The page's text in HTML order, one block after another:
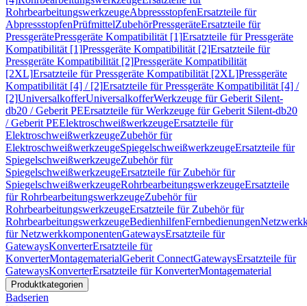
RohrbearbeitungswerkzeugeAbpressstopfenErsatzteile für
AbpressstopfenPrüfmittelZubehörPressgeräteErsatzteile für
PressgerätePressgeräte Kompatibilität [1]Ersatzteile für Pressgeräte
Kompatibilität [1]Pressgeräte Kompatibilität [2]Ersatzteile für
Pressgeräte Kompatibilität [2]Pressgeräte Kompatibilität
[2XL]Ersatzteile für Pressgeräte Kompatibilität [2XL]Pressgeräte
Kompatibilität [4] / [2]Ersatzteile für Pressgeräte Kompatibilität [4] /
[2]UniversalkofferUniversalkofferWerkzeuge für Geberit Silent-
db20 / Geberit PEErsatzteile für Werkzeuge für Geberit Silent-db20
/ Geberit PEElektroschweißwerkzeugeErsatzteile für
ElektroschweißwerkzeugeZubehör für
ElektroschweißwerkzeugeSpiegelschweißwerkzeugeErsatzteile für
SpiegelschweißwerkzeugeZubehör für
SpiegelschweißwerkzeugeErsatzteile für Zubehör für
SpiegelschweißwerkzeugeRohrbearbeitungswerkzeugeErsatzteile
für RohrbearbeitungswerkzeugeZubehör für
RohrbearbeitungswerkzeugeErsatzteile für Zubehör für
RohrbearbeitungswerkzeugeBedienhilfenFernbedienungen
für NetzwerkkomponentenGatewaysErsatzteile für
GatewaysKonverterErsatzteile für
KonverterMontagematerialGeberit ConnectGatewaysErsatzteile für
GatewaysKonverterErsatzteile für KonverterMontagematerial
Produktkategorien
Badserien